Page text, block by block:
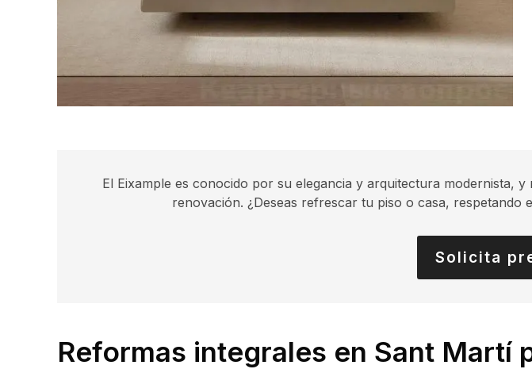
El Eixample es conocido por su elegancia y arquitectura modernista,
renovación. ¿Deseas refrescar tu piso o casa, respetando
Solicita
Reformas integrales en Sant Martí